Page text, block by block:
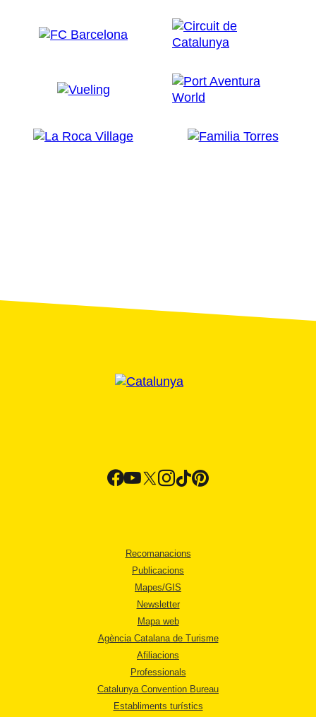
Recomanacions
Publicacions
Mapes/GIS
Newsletter
Mapa web
Agència Catalana de Turisme
Afiliacions
Professionals
Catalunya Convention Bureau
Establiments turístics